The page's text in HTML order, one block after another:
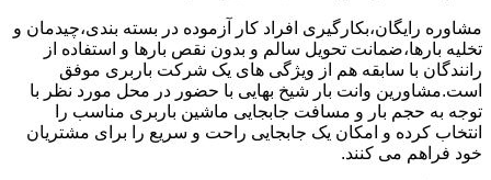
مشاوره رایگان،بکارگیری افراد کار آزموده در بسته بندی،چیدمان و
تخلیه بارها،ضمانت تحویل سالم و بدون نقص بارها و استفاده از
رانندگان با سابقه هم از ویژگی های یک شرکت باربری موفق
است.مشاورین وانت بار شیخ بهایی با حضور در محل مورد نظر با
توجه به حجم بار و مسافت جابجایی ماشین باربری مناسب را
انتخاب کرده و امکان یک جابجایی راحت و سریع را برای مشتریان
خود فراهم می کنند.